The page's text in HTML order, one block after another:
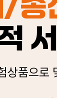
/종
상품으로